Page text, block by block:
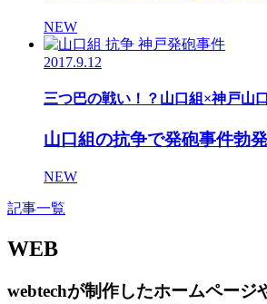
NEW
2017.9.12
三つ巴の戦い！？山口組×神戸山
山口組の抗争で発砲事件勃発
NEW
記事一覧
WEB
webtechが制作したホームページ